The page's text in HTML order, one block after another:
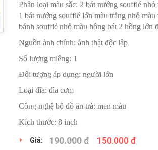
Phân loại màu sắc: 2 bát nướng soufflé
1 bát nướng soufflé lớn màu trắng nhỏ
bánh soufflé nhỏ màu hồng bát 2 hồng lớn
Nguồn ảnh chính: ảnh thật độc lập
Số lượng miếng: 1
Đối tượng áp dụng: người lớn
Loại đĩa: đĩa cơm
Công nghệ bộ đồ ăn trà: men màu
Kích thước: 8 inch
Giá: 190.000 đ 150.000 đ